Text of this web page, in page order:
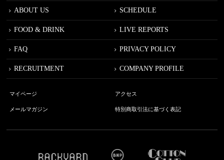
ABOUT US SCHEDULE
FOOD & DRINK LIVE REPORTS
FAQ PRIVACY POLICY
RECRUITMENT COMPANY PROFILE
マイページ アクセス
メールマガジン 特別商取引法に基づく表記